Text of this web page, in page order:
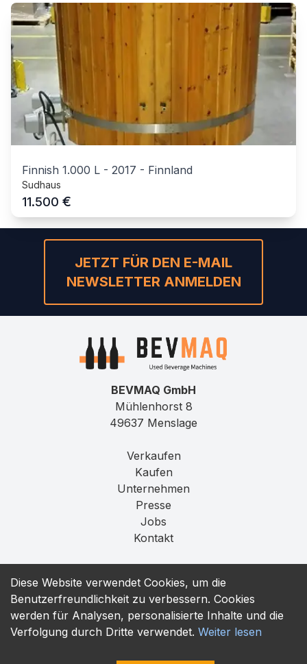
Finnish 1.000 L - 2017 - Finnland
Sudhaus
11.500 €
Diese Website verwendet Cookies, um die
Benutzerfreundlichkeit zu verbessern. Cookies
werden für Analysen, personalisierte Inhalte und die
Verfolgung durch Dritte verwendet. Weiter lesen
JETZT FÜR DEN E-MAIL
NEWSLETTER ANMELDEN
BEVMAQ GmbH
Mühlenhorst 8
49637 Menslage
Verkaufen
Kaufen
Unternehmen
Presse
Jobs
Kontakt
Datenschutz
T&C
contact@bevmaq.com